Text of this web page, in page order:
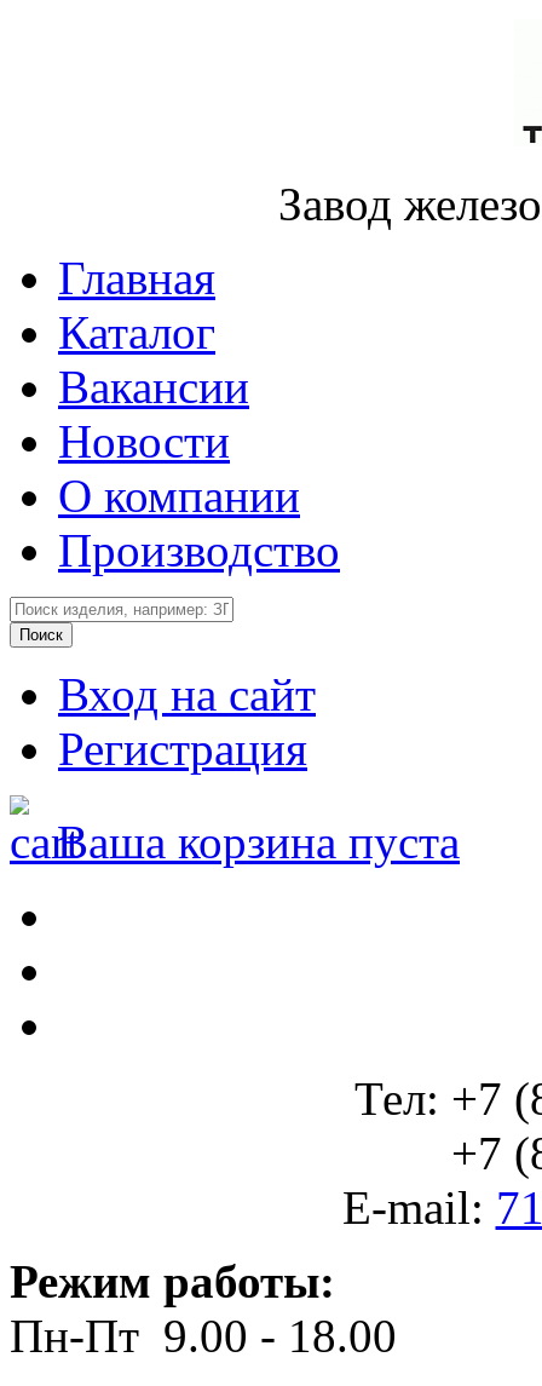
Завод
Главная
Каталог
Вакансии
Новости
О компании
Производство
Вход на сайт
Регистрация
Ваша корзина пуста
Тел: +7
+7
E-mail:
Режим работы:
Пн-Пт 9.00 - 18.00